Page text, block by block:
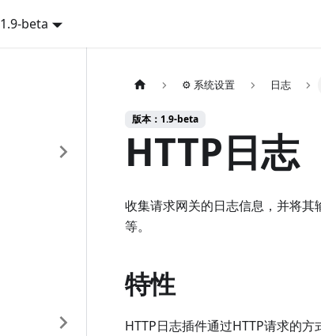
1.9-beta
⚙️ 系统设置 日志
版本：1.9-beta
HTTP日志
收集请求网关的日志信息，并将其
等。
特性
HTTP日志插件通过HTTP请求的